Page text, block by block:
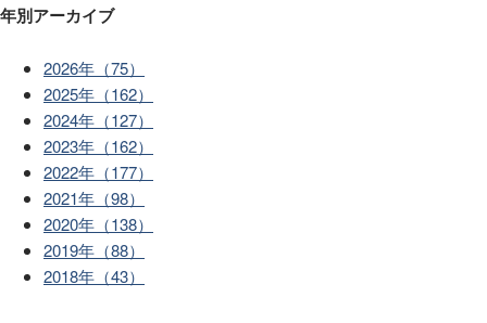
年別アーカイブ
2026年（75）
2025年（162）
2024年（127）
2023年（162）
2022年（177）
2021年（98）
2020年（138）
2019年（88）
2018年（43）